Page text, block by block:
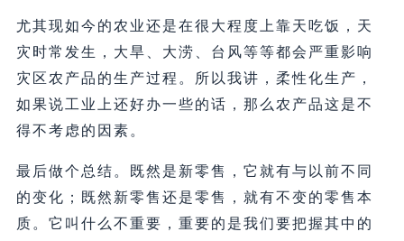
尤其现如今的农业还是在很大程度上靠天吃饭，天
灾时常发生，大旱、大涝、台风等等都会严重影响
灾区农产品的生产过程。所以我讲，柔性化生产，
如果说工业上还好办一些的话，那么农产品这是不
得不考虑的因素。
最后做个总结。既然是新零售，它就有与以前不同
的变化；既然新零售还是零售，就有不变的零售本
质。它叫什么不重要，重要的是我们要把握其中的